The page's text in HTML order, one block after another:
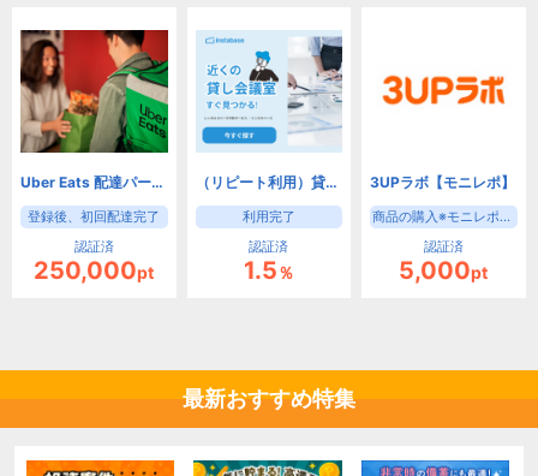
Uber Eats 配達パートナー募集
登録後、初回配達完了
認証済
250,000pt
（リピート利用）貸し会議室・レンタルスペースの予約【インスタベース】
利用完了
認証済
1.5％
3UPラボ【モニレポ】
商品の購入※モニレポサービスへの参加後、指定商品の購入完了
認証済
5,000pt
最新おすすめ特集